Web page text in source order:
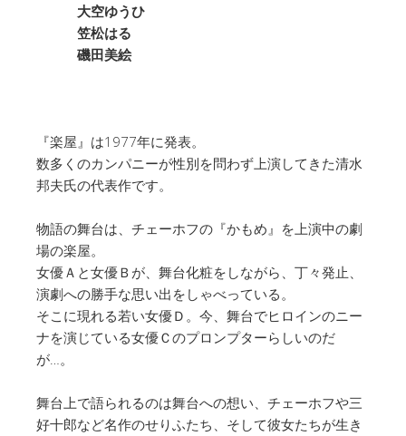
大空ゆうひ
笠松はる
磯田美絵
『楽屋』は1977年に発表。
数多くのカンパニーが性別を問わず上演してきた清水
邦夫氏の代表作です。
物語の舞台は、チェーホフの『かもめ』を上演中の劇
場の楽屋。
女優Ａと女優Ｂが、舞台化粧をしながら、丁々発止、
演劇への勝手な思い出をしゃべっている。
そこに現れる若い女優Ｄ。今、舞台でヒロインのニー
ナを演じている女優Ｃのプロンプターらしいのだ
が…。
舞台上で語られるのは舞台への想い、チェーホフや三
好十郎など名作のせりふたち、そして彼女たちが生き